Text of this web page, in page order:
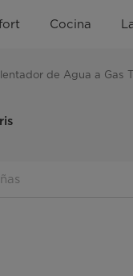
Cocina
de Agua a Gas